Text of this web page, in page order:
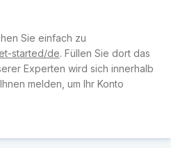
Sie einfach zu
started/de. Füllen Sie dort das
Experten wird sich innerhalb
melden, um Ihr Konto